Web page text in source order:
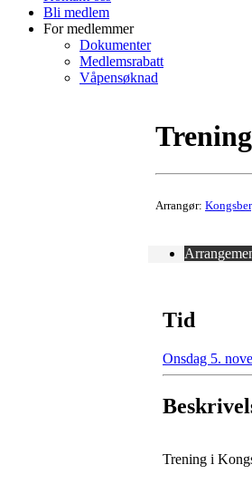
Bli medlem
For medlemmer
Dokumenter
Medlemsrabatt
Våpensøknad
Trening
Arrangør:
Tid
Onsdag 5.
Trening i